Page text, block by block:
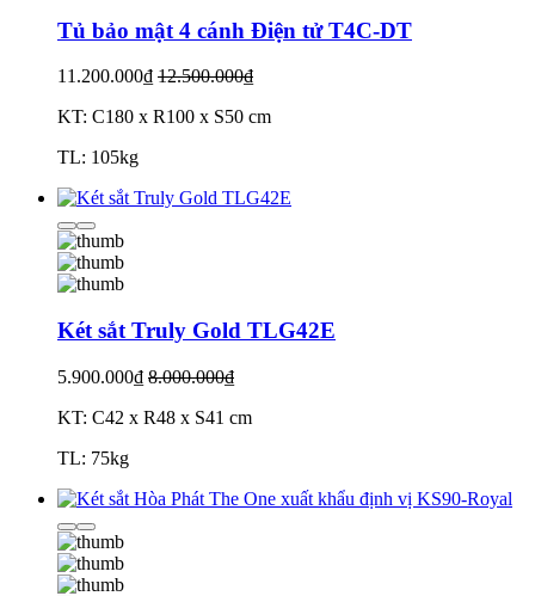
Tủ bảo mật 4 cánh Điện tử T4C-DT
11.200.000₫ 12.500.000₫
KT: C180 x R100 x S50 cm
TL: 105kg
Két sắt Truly Gold TLG42E
5.900.000₫ 8.000.000₫
KT: C42 x R48 x S41 cm
TL: 75kg